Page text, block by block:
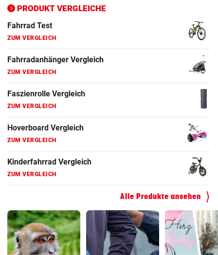
PRODUKT VERGLEICHE
ZUM VERGLEICH
Fahrrad Test
ZUM VERGLEICH
Fahrradanhänger Vergleich
ZUM VERGLEICH
Faszienrolle Vergleich
ZUM VERGLEICH
Hoverboard Vergleich
ZUM VERGLEICH
Kinderfahrrad Vergleich
ZUM VERGLEICH
Alle Produkte ansehen